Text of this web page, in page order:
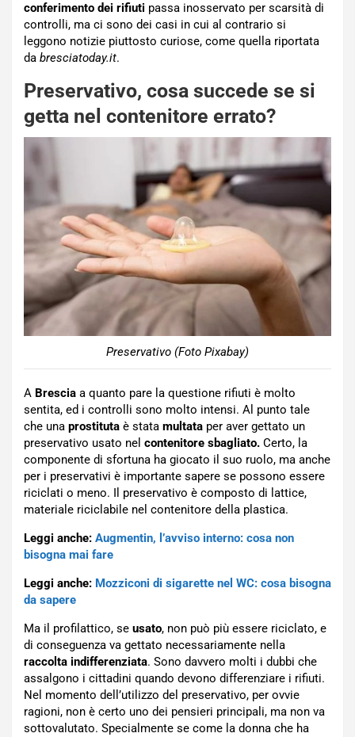
conferimento dei rifiuti passa inosservato per scarsità di
controlli, ma ci sono dei casi in cui al contrario si
leggono notizie piuttosto curiose, come quella riportata
da bresciatoday.it.
Preservativo, cosa succede se si
getta nel contenitore errato?
Preservativo (Foto Pixabay)
A Brescia a quanto pare la questione rifiuti è molto
sentita, ed i controlli sono molto intensi. Al punto tale
che una prostituta è stata multata per aver gettato un
preservativo usato nel contenitore sbagliato. Certo, la
componente di sfortuna ha giocato il suo ruolo, ma anche
per i preservativi è importante sapere se possono essere
riciclati o meno. Il preservativo è composto di lattice,
materiale riciclabile nel contenitore della plastica.
Leggi anche: Augmentin, l’avviso interno: cosa non
bisogna mai fare
Leggi anche: Mozziconi di sigarette nel WC: cosa bisogna
da sapere
Ma il profilattico, se usato, non può più essere riciclato, e
di conseguenza va gettato necessariamente nella
raccolta indifferenziata. Sono davvero molti i dubbi che
assalgono i cittadini quando devono differenziare i rifiuti.
Nel momento dell’utilizzo del preservativo, per ovvie
ragioni, non è certo uno dei pensieri principali, ma non va
sottovalutato. Specialmente se come la donna che ha